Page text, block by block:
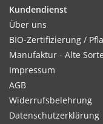
Kultur:
Reihenabstand 30-
Samen pro lfd Meter.
ohne Rankhilfe
Kundendienst
Über uns
BIO-Zertifizierung /
Manufaktur - Alte
Impressum
AGB
Widerrufsbelehrung
Datenschutzerklärung